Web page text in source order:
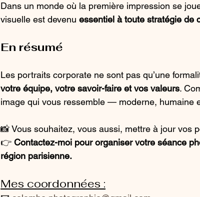
Dans un monde où la première impression se
visuelle est devenu essentiel à toute stratégie de
En résumé
Les portraits corporate ne sont pas qu’une
votre équipe, votre savoir-faire et vos valeurs.
image qui vous ressemble — moderne, humaine
📸 Vous souhaitez, vous aussi, mettre à jour vos
👉 Contactez-moi pour organiser votre séance
région parisienne.
Mes coordonnées :